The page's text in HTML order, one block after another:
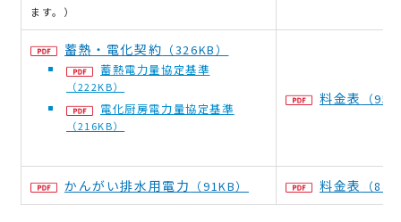
ます。）
蓄熱・電化契約 （326KB）
蓄熱電力量協定基準
（222KB）
電化厨房電力量協定基準
（216KB）
料金表 （
かんがい排水用電力 （91KB） 料金表 （